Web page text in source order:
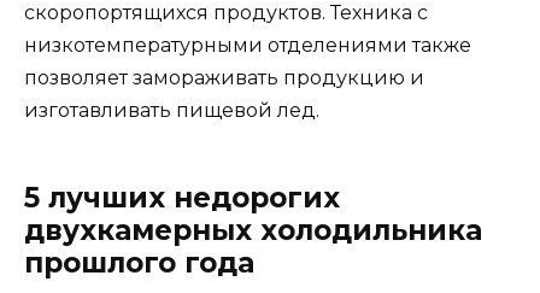
скоропортящихся продуктов. Техника с
низкотемпературными отделениями также
позволяет замораживать продукцию и
изготавливать пищевой лед.
5 лучших недорогих
двухкамерных холодильника
прошлого года